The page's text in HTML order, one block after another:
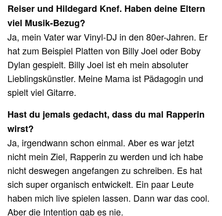
Reiser und Hildegard Knef. Haben deine Eltern
viel Musik-Bezug?
Ja, mein Vater war Vinyl-DJ in den 80er-Jahren. Er
hat zum Beispiel Platten von Billy Joel oder Boby
Dylan gespielt. Billy Joel ist eh mein absoluter
Lieblingskünstler. Meine Mama ist Pädagogin und
spielt viel Gitarre.
Hast du jemals gedacht, dass du mal Rapperin
wirst?
Ja, irgendwann schon einmal. Aber es war jetzt
nicht mein Ziel, Rapperin zu werden und ich habe
nicht deswegen angefangen zu schreiben. Es hat
sich super organisch entwickelt. Ein paar Leute
haben mich live spielen lassen. Dann war das cool.
Aber die Intention gab es nie.